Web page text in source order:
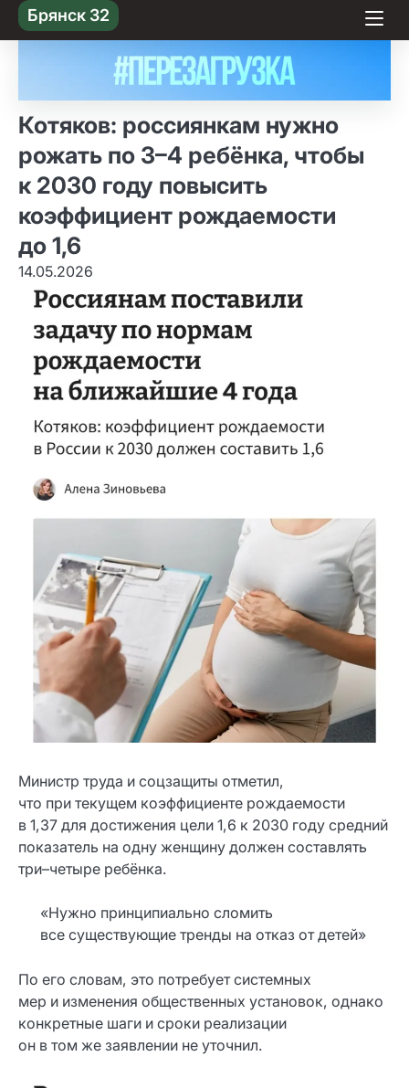
Skip
to content
Брянск 32
Котяков: россиянкам нужно
рожать по 3–4 ребёнка, чтобы
к 2030 году повысить
коэффициент рождаемости
до 1,6
14.05.2026
Министр труда и соцзащиты отметил,
что при текущем коэффициенте рождаемости
в 1,37 для достижения цели 1,6 к 2030 году средний
показатель на одну женщину должен составлять
три–четыре ребёнка.
«Нужно принципиально сломить
все существующие тренды на отказ от детей»
По его словам, это потребует системных
мер и изменения общественных установок, однако
конкретные шаги и сроки реализации
он в том же заявлении не уточнил.